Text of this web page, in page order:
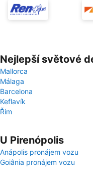
Nejlepší světové
Mallorca
Málaga
Barcelona
Keflavík
Řím
U Pirenópolis
Anápolis pronájem vozu
Goiânia pronájem vozu